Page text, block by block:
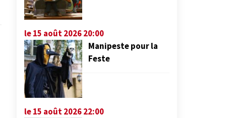
le 15 août 2026 20:00
Manipeste pour la
Feste
le 15 août 2026 22:00